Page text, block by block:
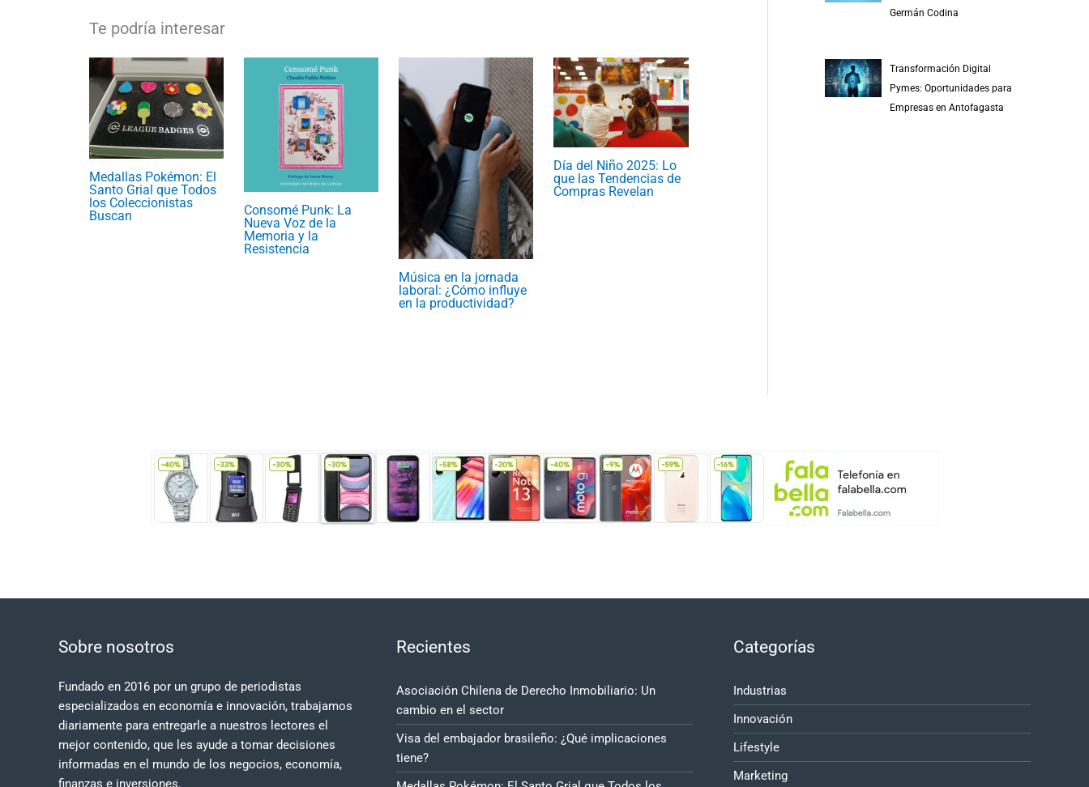
Medallas Pokémon: El
Santo Grial que Todos
los Coleccionistas
Buscan
Consomé Punk: La
Nueva Voz de la
Memoria y la
Resistencia
Música en la jornada
laboral: ¿Cómo influye
en la productividad?
Día del Niño 2025: Lo
que las Tendencias de
Compras Revelan
Germán Codina
Transformación Digital
Pymes: Oportunidades para
Empresas en Antofagasta
Sobre nosotros
Fundado en 2016 por un grupo de periodistas
especializados en economía e innovación, trabajamos
diariamente para entregarle a nuestros lectores el
mejor contenido, que les ayude a tomar decisiones
informadas en el mundo de los negocios, economía,
finanzas e inversiones.
Recientes
Asociación Chilena de Derecho Inmobiliario: Un
cambio en el sector
Visa del embajador brasileño: ¿Qué implicaciones
tiene?
Categorías
Industrias
Innovación
Lifestyle
Marketing